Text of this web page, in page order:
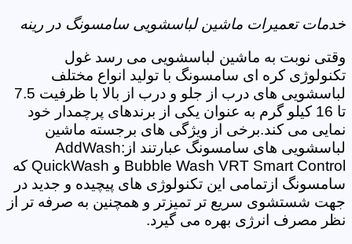
خدمات تعمیرات ماشین لباسشویی سامسونگ در رینه
وقتی نوبت به ماشین لباسشویی می رسد غول
تکنولوژی کره ای سامسونگ با تولید انواع مختلف
لباسشویی های درب از جلو و درب از بالا با ظرفیت 7.5
تا 16 کیلو گرم به عنوان یکی از برندهای پرچمدار خود
نمایی می کند.برخی از ویژگی های برجسته ماشین
لباسشویی های سامسونگ عبارتند از:AddWash
Bubble Wash VRT Smart Control و QuickWash که
سامسونگ ازتمامی این تکنولوژی های پیچیده و جدید در
جهت شستشوی سریع تر تمیزتر و همچنین به صرفه تر از
نظر مصرف انرژی بهره می گیرد.